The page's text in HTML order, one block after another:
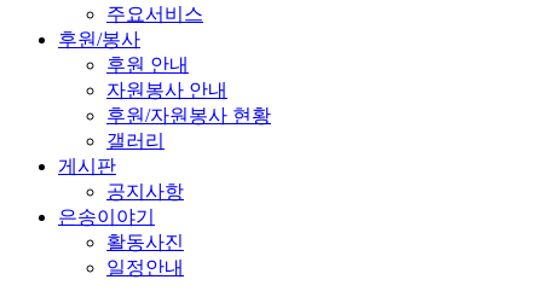
주요서비스
후원/봉사
후원 안내
자원봉사 안내
후원/자원봉사 현황
갤러리
게시판
공지사항
은송이야기
활동사진
일정안내